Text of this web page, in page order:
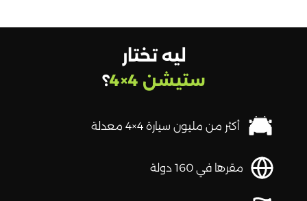
ليه تختار
ستيشن 4×4
؟
أكثر من مليون سيارة 4×4 معدلة
مقرها في 160 دولة